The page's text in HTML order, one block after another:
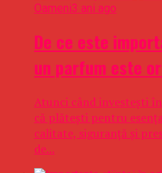
Oameni3 ani ago
De ce este
un parfum este
Atunci când investești
că plătești pentru
calitate, siguranță și
de...